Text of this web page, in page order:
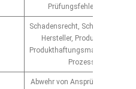
Prüfungsfehler,
Schadensrecht,
Hersteller,
Produkthaftungsmanagement,
Prozessführung
Abwehr von Ansprüchen,